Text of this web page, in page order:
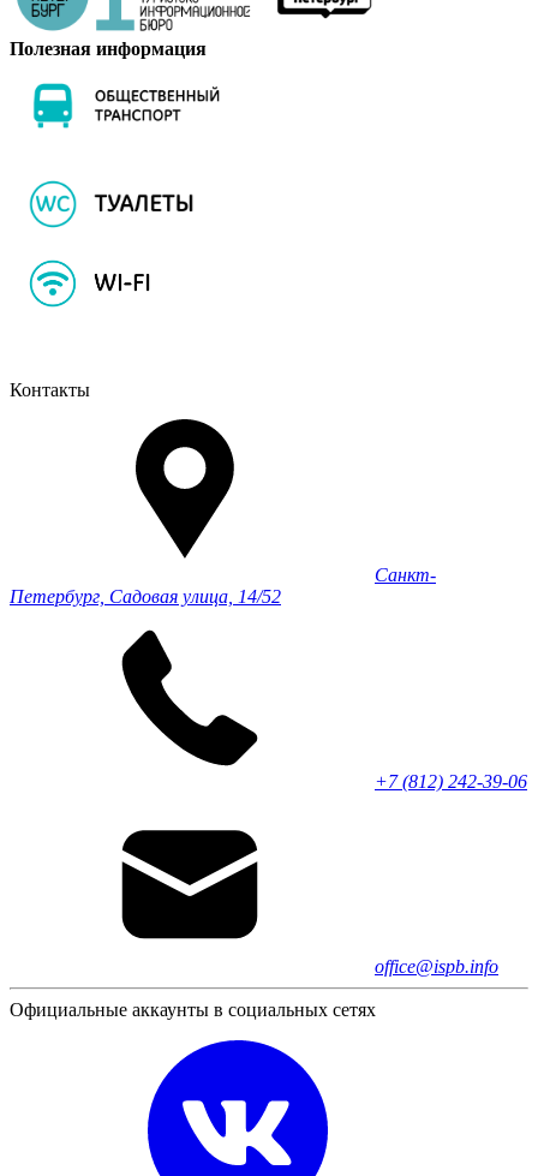
Полезная информация
Контакты
Санкт-
Петербург, Садовая улица, 14/52
+7 (812) 242-39-06
office@ispb.info
Официальные аккаунты в социальных сетях